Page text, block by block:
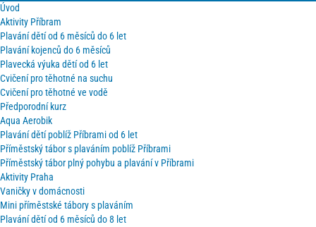
Úvod
Aktivity Příbram
Plavání dětí od 6 měsíců do 6 let
Plavání kojenců do 6 měsíců
Plavecká výuka dětí od 6 let
Cvičení pro těhotné na suchu
Cvičení pro těhotné ve vodě
Předporodní kurz
Aqua Aerobik
Plavání dětí poblíž Příbrami od 6 let
Příměstský tábor s plaváním poblíž Příbrami
Příměstský tábor plný pohybu a plavání v Příbrami
Aktivity Praha
Vaničky v domácnosti
Mini příměstské tábory s plaváním
Plavání dětí od 6 měsíců do 8 let